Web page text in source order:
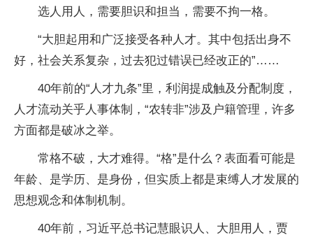
选人用人，需要胆识和担当，需要不拘一格。
“大胆起用和广泛接受各种人才。其中包括出身不
好，社会关系复杂，过去犯过错误已经改正的”……
40年前的“人才九条”里，利润提成触及分配制度，
人才流动关乎人事体制，“农转非”涉及户籍管理，许多
方面都是破冰之举。
常格不破，大才难得。“格”是什么？表面看可能是
年龄、是学历、是身份，但实质上都是束缚人才发展的
思想观念和体制机制。
40年前，习近平总书记慧眼识人、大胆用人，贾